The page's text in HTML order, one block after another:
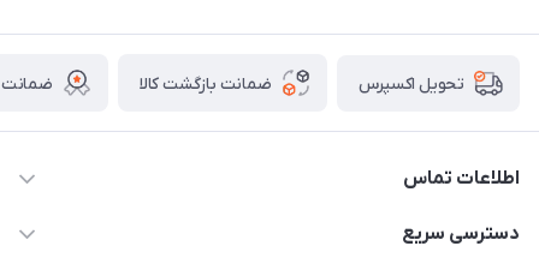
تحویل اکسپرس ضمانت بازگشت کالا ضمانت
اطلاعات تماس
011-33376810 /// 09123594705 /// 09030910517
دسترسی سریع